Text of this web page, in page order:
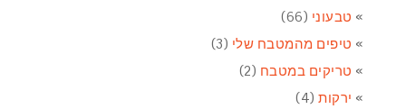
טבעוני (66)
טיפים מהמטבח שלי (3)
טריקים במטבח (2)
ירקות(4)